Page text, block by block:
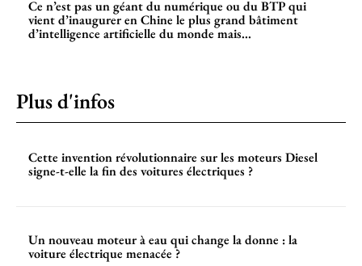
Ce n’est pas un géant du numérique ou du BTP qui
vient d’inaugurer en Chine le plus grand bâtiment
d’intelligence artificielle du monde mais...
Plus d'infos
Cette invention révolutionnaire sur les moteurs Diesel
signe-t-elle la fin des voitures électriques ?
Un nouveau moteur à eau qui change la donne : la
voiture électrique menacée ?